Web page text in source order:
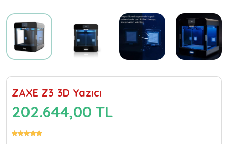
ZAXE Z3 3D Yazıcı
202.644,00 TL